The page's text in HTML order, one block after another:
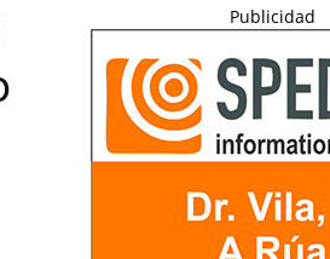
Publicidad